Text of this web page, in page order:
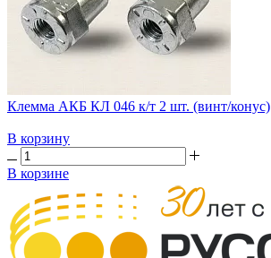
Клемма АКБ КЛ 046 к/т 2 шт. (винт/конус)
В корзину
В корзине